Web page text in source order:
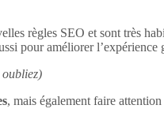
règles SEO et sont très
pour améliorer
, mais également faire attention